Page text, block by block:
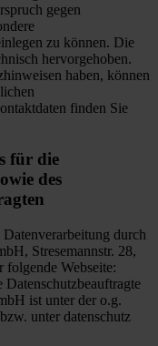
gegen
zu können. Die
hervorgehoben.
haben, können
finden Sie
für die
des
durch
Stresemannstr. 28,
Webseite:
ist unter der o.g.
unter datenschutz